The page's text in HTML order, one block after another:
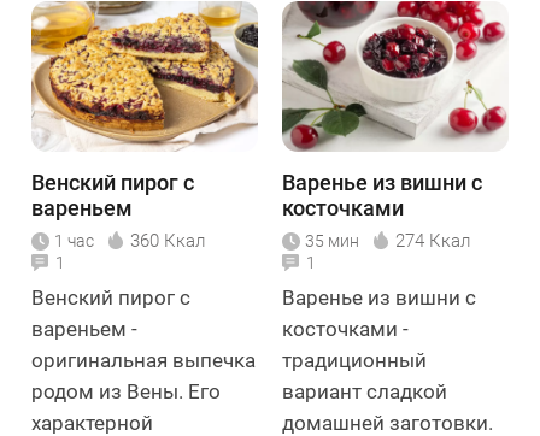
Венский пирог с
вареньем
1 час 360 Ккал
1
Венский пирог с
вареньем -
оригинальная выпечка
родом из Вены. Его
характерной
Варенье из вишни с
косточками
35 мин 274 Ккал
1
Варенье из вишни с
косточками -
традиционный
вариант сладкой
домашней заготовки.